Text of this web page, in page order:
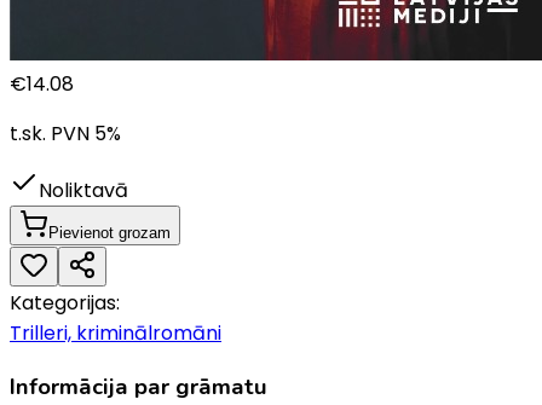
€14.08
t.sk. PVN 5%
Noliktavā
Pievienot grozam
Kategorijas:
Trilleri, kriminālromāni
Informācija par grāmatu